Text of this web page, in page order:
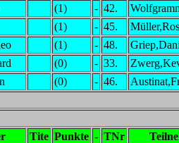
(1) - 42.
(1) - 45.
(1) - 48.
(0) - 33.
(0) - 46.
Tite Punkte - TNr